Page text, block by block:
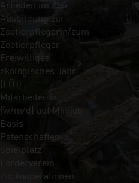
Arbeiten im Zoo
Ausbildung zur
Zootierpflegerin/zum
Zootierpfleger
Freiwilliges
ökologisches Jahr
(FÖJ)
Mitarbeiter:in
(w/m/d) auf Minijob-
Basis
Patenschaften
Spielplatz
Förderverein
Zookooperationen